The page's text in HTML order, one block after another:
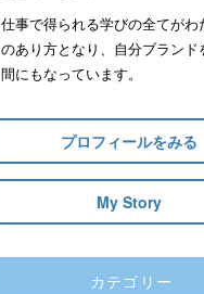
仕事で得られる学びの全てがわ
のあり方となり、自分ブランド
間にもなっています。
プロフィールをみる
My Story
カテゴリー